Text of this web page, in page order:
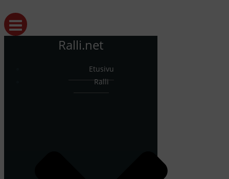
Ralli.net
Etusivu
Ralli